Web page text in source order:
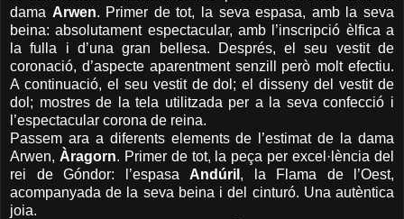
dama Arwen. Primer de tot, la seva espasa, amb la seva
beina: absolutament espectacular, amb l’inscripció èlfica a
la fulla i d’una gran bellesa. Després, el seu vestit de
coronació, d’aspecte aparentment senzill però molt efectiu.
A continuació, el seu vestit de dol; el disseny del vestit de
dol; mostres de la tela utilitzada per a la seva confecció i
l’espectacular corona de reina.
Passem ara a diferents elements de l’estimat de la dama
Arwen, Àragorn. Primer de tot, la peça per excel·lència del
rei de Góndor: l’espasa Andúril , la Flama de l’Oest,
acompanyada de la seva beina i del cinturó. Una autèntica
joia.